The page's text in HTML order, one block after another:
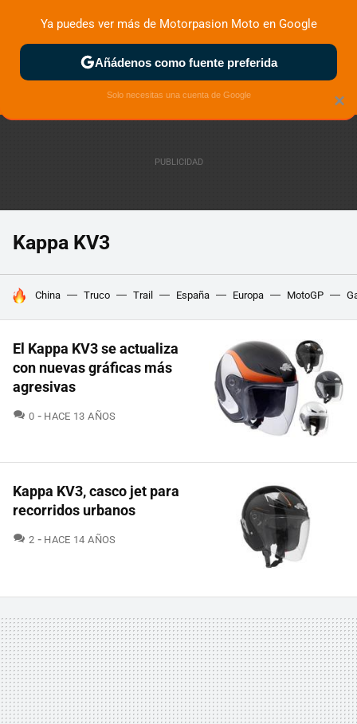
ZONA DE PRUEBAS DEPORTIVAS MOTOS ELÉCTRICAS
Kappa KV3
HOY SE HABLA DE
China Truco Trail España Europa MotoGP
El Kappa KV3 se actualiza
con nuevas gráficas más
agresivas
0 COMENTARIOS
HACE 13 AÑOS
Kappa KV3, casco jet para
recorridos urbanos
2 COMENTARIOS
HACE 14 AÑOS
×
Ya puedes ver más de Motorpasion Moto en Google
Añádenos como fuente preferida
Solo necesitas una cuenta de Google